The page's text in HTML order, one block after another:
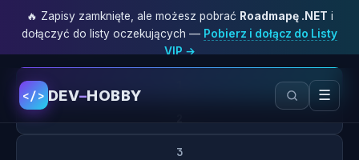
🔥 Zapisy zamknięte, ale możesz pobrać Roadmapę .NET i
dołączyć do listy oczekujących — Pobierz i dołącz do Listy
VIP →
</> DEV–HOBBY ☰
3